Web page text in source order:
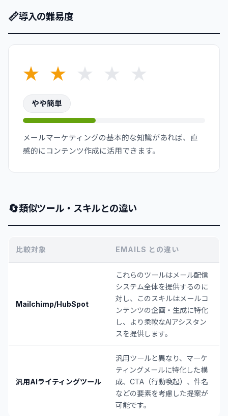
📏導入の難易度
★ ★ ★ ★ ★
やや簡単
メールマーケティングの基本的な知識があれば、直
感的にコンテンツ作成に活用できます。
🔄類似ツール・スキルとの違い
比較対象 EMAILS との違い
Mailchimp/HubSpot
これらのツールはメール配信
システム全体を提供するのに
対し、このスキルはメールコ
ンテンツの企画・生成に特化
し、より柔軟なAIアシスタン
スを提供します。
汎用AIライティングツール
汎用ツールと異なり、マーケ
ティングメールに特化した構
成、CTA（行動喚起）、件名
などの要素を考慮した提案が
可能です。